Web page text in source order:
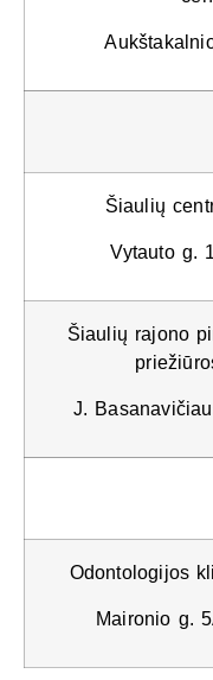
Šiaulių
Vytauto g.
Šiaulių rajono
J.
Odontologijos
Maironio g.